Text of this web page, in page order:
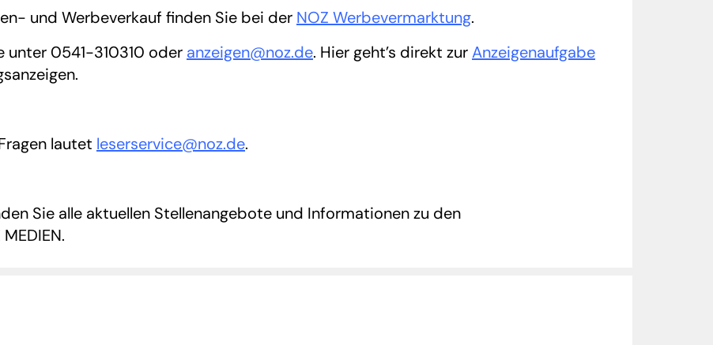
und Werbeverkauf finden Sie bei der NOZ Werbevermarktung.
unter 0541-310310 oder anzeigen@noz.de. Hier geht’s direkt zurAnzeigenaufgabe
lautet leserservice@noz.de.
Sie alle aktuellen Stellenangebote und Informationen zu den